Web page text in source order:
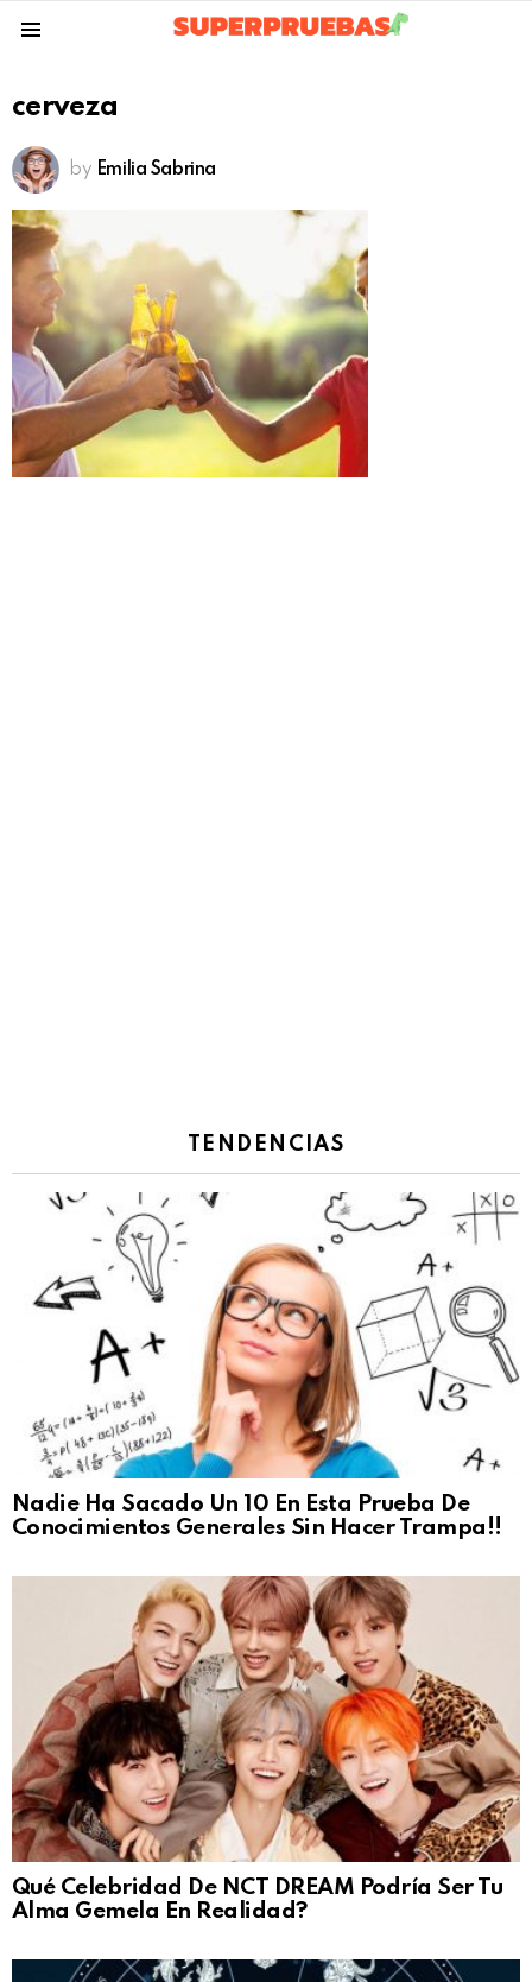
cerveza
by Emilia Sabrina
TENDENCIAS
Nadie Ha Sacado Un 10 En Esta Prueba De
Conocimientos Generales Sin Hacer Trampa!!
Qué Celebridad De NCT DREAM Podría Ser Tu
Alma Gemela En Realidad?